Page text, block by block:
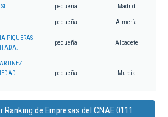
pequeña Madrid
pequeña Almería
PIQUERAS
pequeña Albacete
pequeña Murcia
Ranking de Empresas del CNAE 0111